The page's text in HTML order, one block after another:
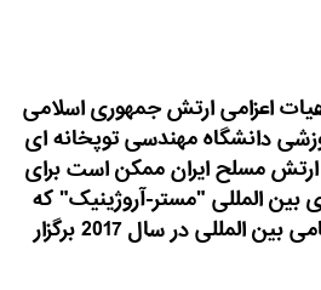
اعزامی ارتش جمهوری اسلامی
دانشگاه مهندسی توپخانه ای
ارتش مسلح ایران ممکن است برای
بین المللی "مستر-آروژینیک" که
در چارچوب مسابقات نظامی بین المللی در سال 2017 برگزار